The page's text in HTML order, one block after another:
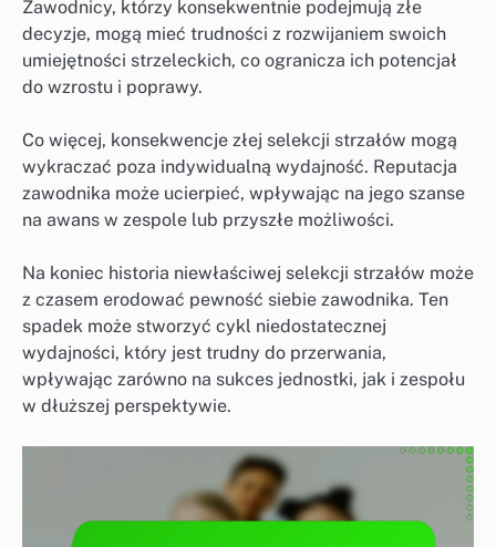
Zawodnicy, którzy konsekwentnie podejmują złe
decyzje, mogą mieć trudności z rozwijaniem swoich
umiejętności strzeleckich, co ogranicza ich potencjał
do wzrostu i poprawy.
Co więcej, konsekwencje złej selekcji strzałów mogą
wykraczać poza indywidualną wydajność. Reputacja
zawodnika może ucierpieć, wpływając na jego szanse
na awans w zespole lub przyszłe możliwości.
Na koniec historia niewłaściwej selekcji strzałów może
z czasem erodować pewność siebie zawodnika. Ten
spadek może stworzyć cykl niedostatecznej
wydajności, który jest trudny do przerwania,
wpływając zarówno na sukces jednostki, jak i zespołu
w dłuższej perspektywie.